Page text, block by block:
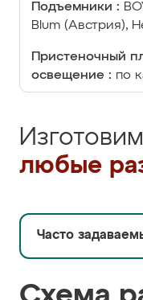
Подъемники :
Blum (Австрия),
Пристеночный
освещение : по
любые
Часто